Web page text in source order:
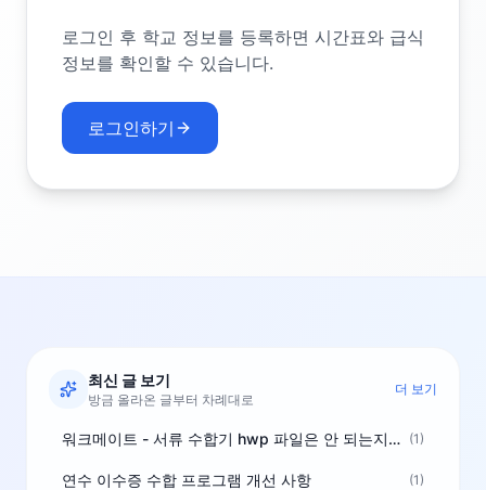
로그인 후 학교 정보를 등록하면 시간표와 급식
정보를 확인할 수 있습니다.
로그인하기
최신 글 보기
방금 올라온 글부터 차례대로
더 보기
워크메이트 - 서류 수합기 hwp 파일은 안 되는지요? (1)
연수 이수증 수합 프로그램 개선 사항 (1)